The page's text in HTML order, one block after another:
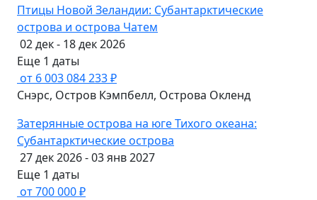
Птицы Новой Зеландии: Субантарктические
острова и острова Чатем
02 дек - 18 дек 2026
Еще 1 даты
от 6 003 084 233 ₽
Снэрс, Остров Кэмпбелл, Острова Окленд
Затерянные острова на юге Тихого океана:
Субантарктические острова
27 дек 2026 - 03 янв 2027
Еще 1 даты
от 700 000 ₽